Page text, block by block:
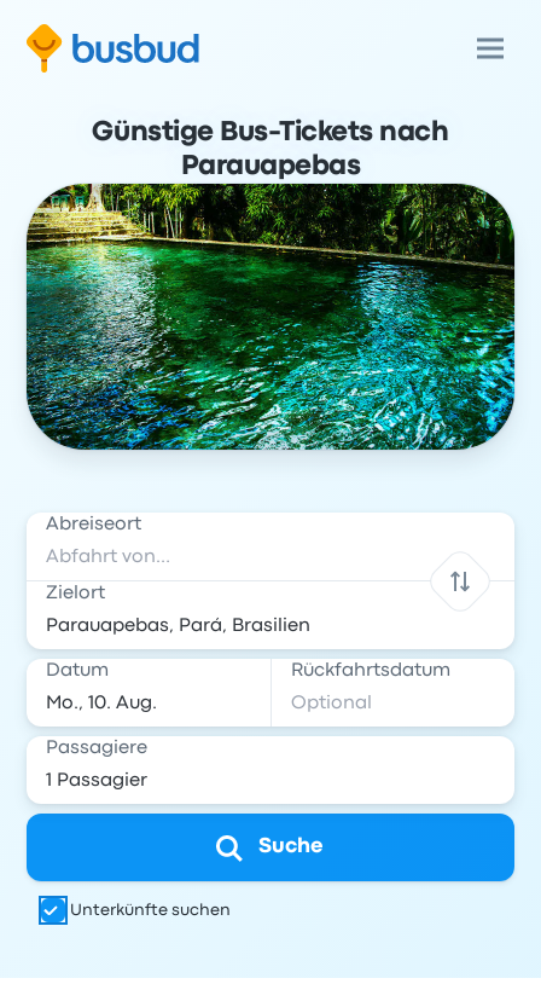
Günstige Bus-Tickets nach
Parauapebas
Abreiseort
Zielort
Datum Rückfahrtsdatum
Passagiere
Suche
Unterkünfte suchen